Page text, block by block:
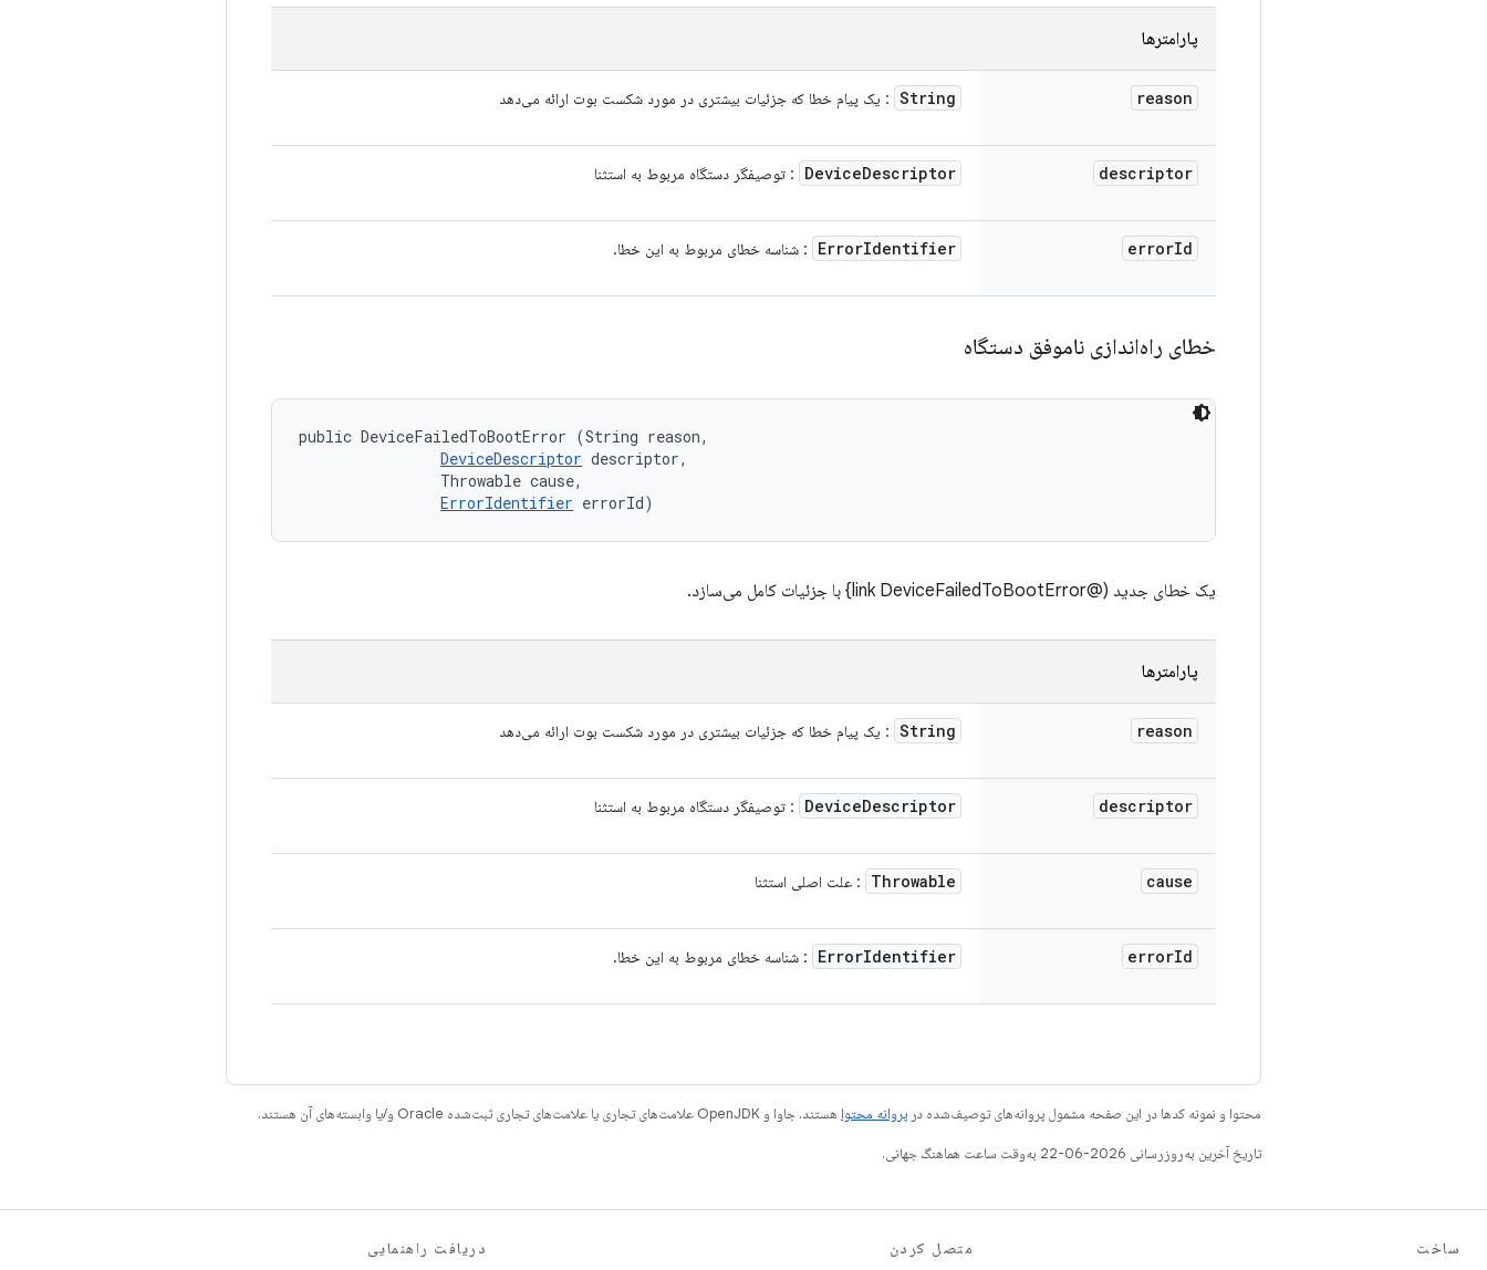
پارامترها
reason
String : یک پیام خطا که جزئیات بیشتری در مورد شکست بوت ارائه می‌دهد
descriptor
DeviceDescriptor : توصیفگر دستگاه مربوط به استثنا
errorId
ErrorIdentifier : شناسه خطای مربوط به این خطا.
خطای راه‌اندازی ناموفق دستگاه
public DeviceFailedToBootError (String reason,
DeviceDescriptor descriptor,
                Throwable cause,
ErrorIdentifier errorId)
یک خطای جدید (@link DeviceFailedToBootError} با جزئیات کامل می‌سازد.
پارامترها
reason
String : یک پیام خطا که جزئیات بیشتری در مورد شکست بوت ارائه می‌دهد
descriptor
DeviceDescriptor : توصیفگر دستگاه مربوط به استثنا
cause
Throwable : علت اصلی استثنا
errorId
ErrorIdentifier : شناسه خطای مربوط به این خطا.
محتوا و نمونه کدها در این صفحه مشمول پروانه‌های توصیف‌شده در پروانه محتوا هستند. جاوا و OpenJDK علامت‌های تجاری یا علامت‌های تجاری ثبت‌شده Oracle و/یا وابسته‌های آن هستند.
تاریخ آخرین به‌روزرسانی 2026-06-22 به‌وقت ساعت هماهنگ جهانی.
ساخت متصل کردن دریافت راهنمایی